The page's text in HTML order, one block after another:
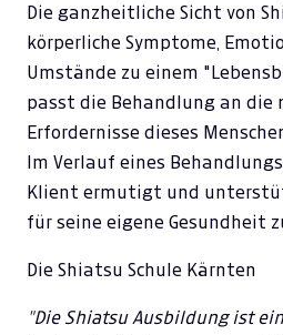
Die ganzheitliche Sicht von
körperliche Symptome,
Umstände zu einem
passt die Behandlung an die
Erfordernisse dieses
Im Verlauf eines
Klient ermutigt und
für seine eigene Gesundheit
Die Shiatsu Schule Kärnten
"Die Shiatsu Ausbildung ist